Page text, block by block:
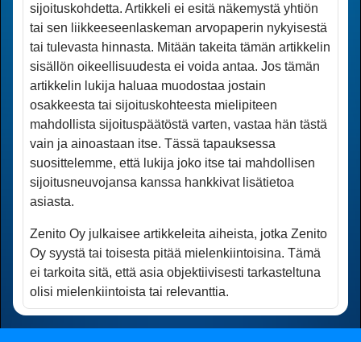
sijoitus­kohdetta. Artikkeli ei esitä näkemystä yhtiön
tai sen liikkeeseenlaskeman arvopaperin nykyisestä
tai tulevasta hinnasta. Mitään takeita tämän artikkelin
sisällön oikeel­lisuudesta ei voida antaa. Jos tämän
artikkelin lukija haluaa muodostaa jostain
osakkeesta tai sijoitus­kohteesta mielipiteen
mahdollista sijoituspäätöstä varten, vastaa hän tästä
vain ja ainoastaan itse. Tässä tapauksessa
suosittelemme, että lukija joko itse tai mahdollisen
sijoitus­neuvojansa kanssa hankkivat lisätietoa
asiasta.
Zenito Oy julkaisee artikkeleita aiheista, jotka Zenito
Oy syystä tai toisesta pitää mielenkiintoisina. Tämä
ei tarkoita sitä, että asia objektiivisesti tarkasteltuna
olisi mielenkiintoista tai relevanttia.